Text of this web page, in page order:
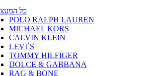
כל
POLO RALPH LAUREN
MICHAEL KORS
CALVIN KLEIN
LEVI`S
TOMMY HILFIGER
DOLCE & GABBANA
RAG & BONE